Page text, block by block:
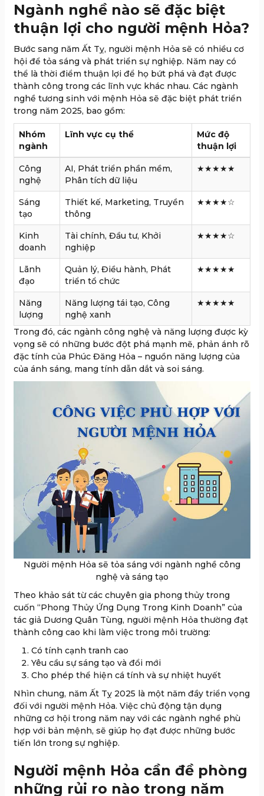
Ngành nghề nào sẽ đặc biệt
thuận lợi cho người mệnh Hỏa?
Bước sang năm Ất Tỵ, người mệnh Hỏa sẽ có nhiều cơ
hội để tỏa sáng và phát triển sự nghiệp. Năm nay có
thể là thời điểm thuận lợi để họ bứt phá và đạt được
thành công trong các lĩnh vực khác nhau. Các ngành
nghề tương sinh với mệnh Hỏa sẽ đặc biệt phát triển
trong năm 2025, bao gồm:
Nhóm
ngành
Lĩnh vực cụ thể
Mức độ
thuận lợi
Công
nghệ
AI, Phát triển phần mềm,
Phân tích dữ liệu
★★★★★
Sáng
tạo
Thiết kế, Marketing, Truyền
thông
★★★★☆
Kinh
doanh
Tài chính, Đầu tư, Khởi
nghiệp
★★★★☆
Lãnh
đạo
Quản lý, Điều hành, Phát
triển tổ chức
★★★★★
Năng
lượng
Năng lượng tái tạo, Công
nghệ xanh
★★★★★
Trong đó, các ngành công nghệ và năng lượng được kỳ
vọng sẽ có những bước đột phá mạnh mẽ, phản ánh rõ
đặc tính của Phúc Đăng Hỏa – nguồn năng lượng của
của ánh sáng, mang tính dẫn dắt và soi sáng.
Người mệnh Hỏa sẽ tỏa sáng với ngành nghề công
nghệ và sáng tạo
Theo khảo sát từ các chuyên gia phong thủy trong
cuốn “Phong Thủy Ứng Dụng Trong Kinh Doanh” của
tác giả Dương Quân Tùng, người mệnh Hỏa thường đạt
thành công cao khi làm việc trong môi trường:
Có tính cạnh tranh cao
Yêu cầu sự sáng tạo và đổi mới
Cho phép thể hiện cá tính và sự nhiệt huyết
Nhìn chung, năm Ất Tỵ 2025 là một năm đầy triển vọng
đối với người mệnh Hỏa. Việc chủ động tận dụng
những cơ hội trong năm nay với các ngành nghề phù
hợp với bản mệnh, sẽ giúp họ đạt được những bước
tiến lớn trong sự nghiệp.
Người mệnh Hỏa cần đề phòng
những rủi ro nào trong năm